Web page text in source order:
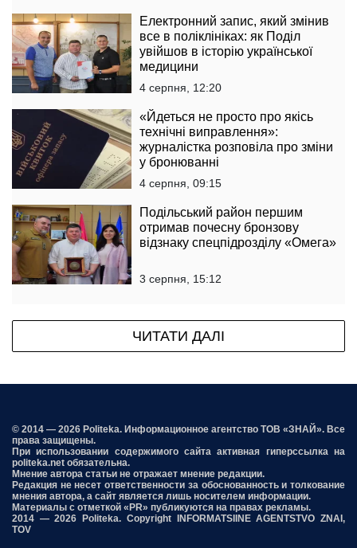
Електронний запис, який змінив
все в поліклініках: як Поділ
увійшов в історію української
медицини
4 серпня, 12:20
«Йдеться не просто про якісь
технічні виправлення»:
журналістка розповіла про зміни
у бронюванні
4 серпня, 09:15
Подільський район першим
отримав почесну бронзову
відзнаку спецпідрозділу «Омега»
3 серпня, 15:12
ЧИТАТИ ДАЛІ
© 2014 — 2026 Politeka. Информационное агентство ТОВ «ЗНАЙ». Все
права защищены.
При использовании содержимого сайта активная гиперссылка на
politeka.net обязательна.
Мнение автора статьи не отражает мнение редакции.
Редакция не несет ответственности за обоснованность и толкование
мнения автора, а сайт является лишь носителем информации.
Материалы с отметкой «PR» публикуются на правах рекламы.
2014 — 2026 Politeka. Copyright INFORMATSIINE AGENTSTVO ZNAI,
TOV